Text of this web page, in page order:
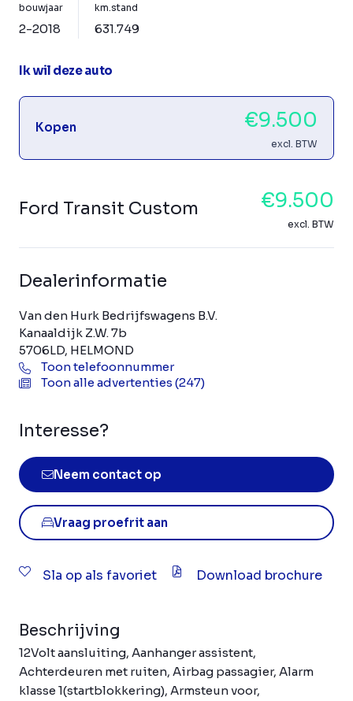
bouwjaar
2-2018
km.stand
631.749
Ik wil deze auto
Kopen €9.500
excl. BTW
Ford Transit Custom €9.500
excl. BTW
Dealerinformatie
Van den Hurk Bedrijfswagens B.V.
Kanaaldijk Z.W. 7b
5706LD, HELMOND
Toon telefoonnummer
Toon alle advertenties (247)
Interesse?
Neem contact op
Vraag proefrit aan
Sla op als favoriet Download brochure
Beschrijving
12Volt aansluiting, Aanhanger assistent,
Achterdeuren met ruiten, Airbag passagier, Alarm
klasse 1(startblokkering), Armsteun voor,